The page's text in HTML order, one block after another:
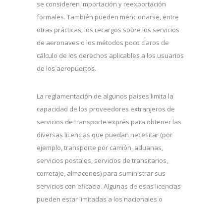
se consideren importación y reexportación
formales. También pueden mencionarse, entre
otras prácticas, los recargos sobre los servicios
de aeronaves o los métodos poco claros de
cálculo de los derechos aplicables a los usuarios
de los aeropuertos.
La reglamentación de algunos países limita la
capacidad de los proveedores extranjeros de
servicios de transporte exprés para obtener las
diversas licencias que puedan necesitar (por
ejemplo, transporte por camión, aduanas,
servicios postales, servicios de transitarios,
corretaje, almacenes) para suministrar sus
servicios con eficacia. Algunas de esas licencias
pueden estar limitadas a los nacionales o